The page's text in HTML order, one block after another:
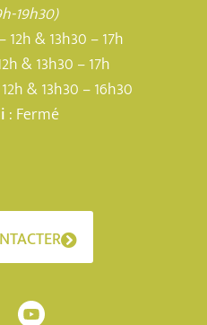
19h30)
12h & 13h30 – 17h
& 13h30 – 17h
& 13h30 – 16h30
: Fermé